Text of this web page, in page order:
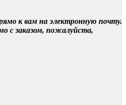
к вам на электронную почту.
с заказом, пожалуйста,